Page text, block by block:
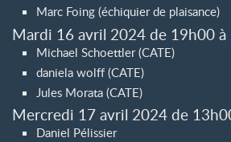
Marc Foing (échiquier de plaisance)
Mardi 16 avril 2024 de 19h00
Michael Schoettler (CATE)
daniela wolff (CATE)
Jules Morata (CATE)
Mercredi 17 avril 2024 de
Daniel Pélissier